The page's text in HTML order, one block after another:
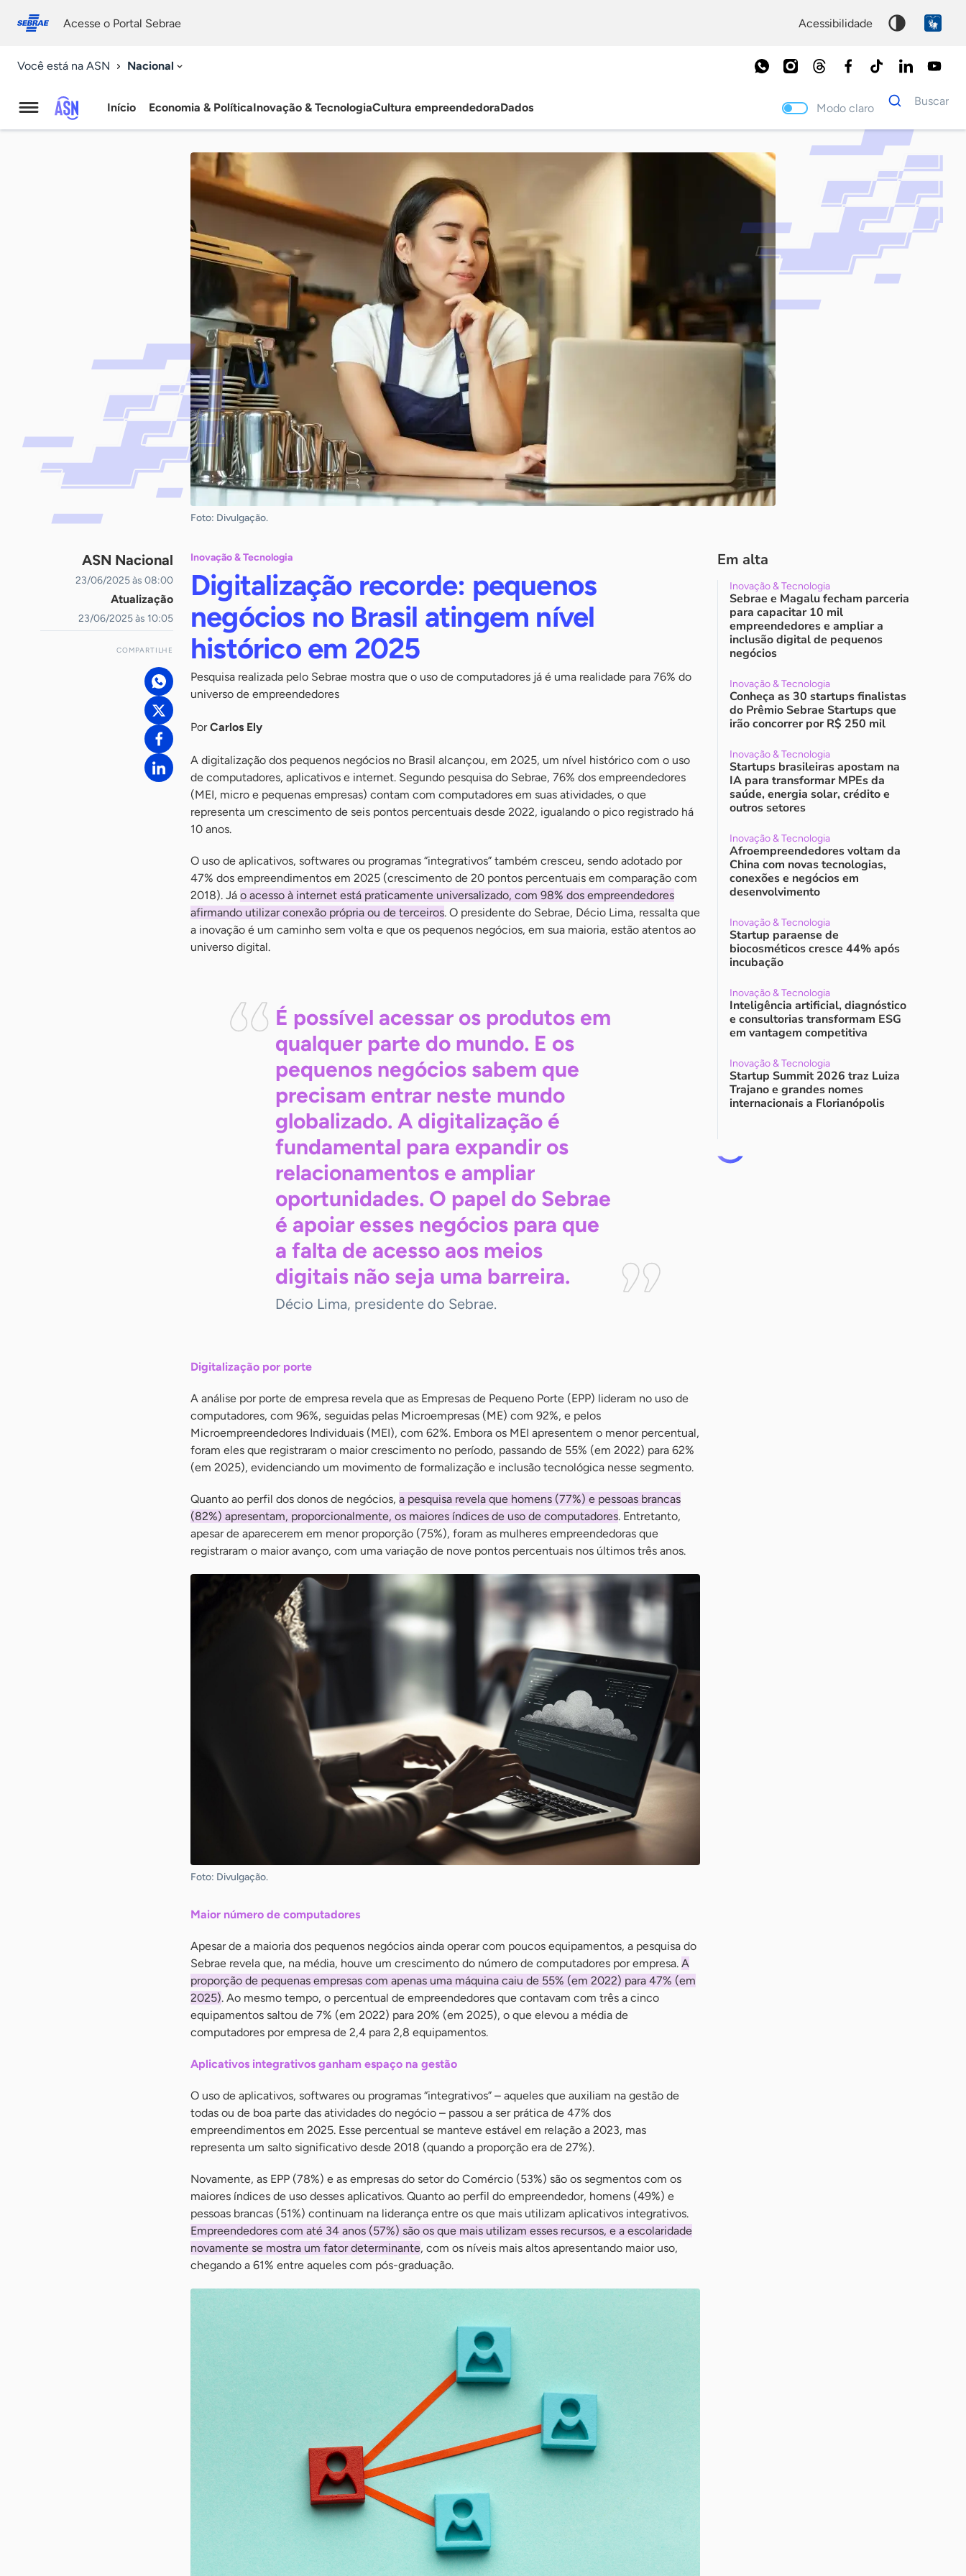
conosco
Acesse o Portal Sebrae acessibilidade
Você está na ASN Nacional
Agência
Início Economia & PolíticaInovação & TecnologiaCultura empreendedoraDados Modo claro
Dados
para
Buscar
Palavra
chave
Foto: Divulgação.
ASN Nacional
23/06/2025 às 08:00
Atualização
23/06/2025 às 10:05
COMPARTILHE
Inovação & Tecnologia
Digitalização recorde: pequenos
negócios no Brasil atingem nível
histórico em 2025
Pesquisa realizada pelo Sebrae mostra que o uso de computadores já é uma realidade para 76% do
universo de empreendedores
PorCarlos Ely
A digitalização dos pequenos negócios no Brasil alcançou, em 2025, um nível histórico com o uso
de computadores, aplicativos e internet. Segundo pesquisa do Sebrae, 76% dos empreendedores
(MEI, micro e pequenas empresas) contam com computadores em suas atividades, o que
representa um crescimento de seis pontos percentuais desde 2022, igualando o pico registrado há
10 anos.
O uso de aplicativos, softwares ou programas “integrativos” também cresceu, sendo adotado por
47% dos empreendimentos em 2025 (crescimento de 20 pontos percentuais em comparação com
2018). Já o acesso à internet está praticamente universalizado, com 98% dos empreendedores
afirmando utilizar conexão própria ou de terceiros. O presidente do Sebrae, Décio Lima, ressalta que
a inovação é um caminho sem volta e que os pequenos negócios, em sua maioria, estão atentos ao
universo digital.
É possível acessar os produtos em
qualquer parte do mundo. E os
pequenos negócios sabem que
precisam entrar neste mundo
globalizado. A digitalização é
fundamental para expandir os
relacionamentos e ampliar
oportunidades. O papel do Sebrae
é apoiar esses negócios para que
a falta de acesso aos meios
digitais não seja uma barreira.
Décio Lima, presidente do Sebrae.
Digitalização por porte
A análise por porte de empresa revela que as Empresas de Pequeno Porte (EPP) lideram no uso de
computadores, com 96%, seguidas pelas Microempresas (ME) com 92%, e pelos
Microempreendedores Individuais (MEI), com 62%. Embora os MEI apresentem o menor percentual,
foram eles que registraram o maior crescimento no período, passando de 55% (em 2022) para 62%
(em 2025), evidenciando um movimento de formalização e inclusão tecnológica nesse segmento.
Quanto ao perfil dos donos de negócios, a pesquisa revela que homens (77%) e pessoas brancas
(82%) apresentam, proporcionalmente, os maiores índices de uso de computadores. Entretanto,
apesar de aparecerem em menor proporção (75%), foram as mulheres empreendedoras que
registraram o maior avanço, com uma variação de nove pontos percentuais nos últimos três anos.
Foto: Divulgação.
Maior número de computadores
Apesar de a maioria dos pequenos negócios ainda operar com poucos equipamentos, a pesquisa do
Sebrae revela que, na média, houve um crescimento do número de computadores por empresa. A
proporção de pequenas empresas com apenas uma máquina caiu de 55% (em 2022) para 47% (em
2025). Ao mesmo tempo, o percentual de empreendedores que contavam com três a cinco
equipamentos saltou de 7% (em 2022) para 20% (em 2025), o que elevou a média de
computadores por empresa de 2,4 para 2,8 equipamentos.
Aplicativos integrativos ganham espaço na gestão
O uso de aplicativos, softwares ou programas “integrativos” – aqueles que auxiliam na gestão de
todas ou de boa parte das atividades do negócio – passou a ser prática de 47% dos
empreendimentos em 2025. Esse percentual se manteve estável em relação a 2023, mas
representa um salto significativo desde 2018 (quando a proporção era de 27%).
Novamente, as EPP (78%) e as empresas do setor do Comércio (53%) são os segmentos com os
maiores índices de uso desses aplicativos. Quanto ao perfil do empreendedor, homens (49%) e
pessoas brancas (51%) continuam na liderança entre os que mais utilizam aplicativos integrativos.
Empreendedores com até 34 anos (57%) são os que mais utilizam esses recursos, e a escolaridade
novamente se mostra um fator determinante, com os níveis mais altos apresentando maior uso,
chegando a 61% entre aqueles com pós-graduação.
Em alta
Inovação & Tecnologia
Sebrae e Magalu fecham parceria
para capacitar 10 mil
empreendedores e ampliar a
inclusão digital de pequenos
negócios
Inovação & Tecnologia
Conheça as 30 startups finalistas
do Prêmio Sebrae Startups que
irão concorrer por R$ 250 mil
Inovação & Tecnologia
Startups brasileiras apostam na
IA para transformar MPEs da
saúde, energia solar, crédito e
outros setores
Inovação & Tecnologia
Afroempreendedores voltam da
China com novas tecnologias,
conexões e negócios em
desenvolvimento
Inovação & Tecnologia
Startup paraense de
biocosméticos cresce 44% após
incubação
Inovação & Tecnologia
Inteligência artificial, diagnóstico
e consultorias transformam ESG
em vantagem competitiva
Inovação & Tecnologia
Startup Summit 2026 traz Luiza
Trajano e grandes nomes
internacionais a Florianópolis